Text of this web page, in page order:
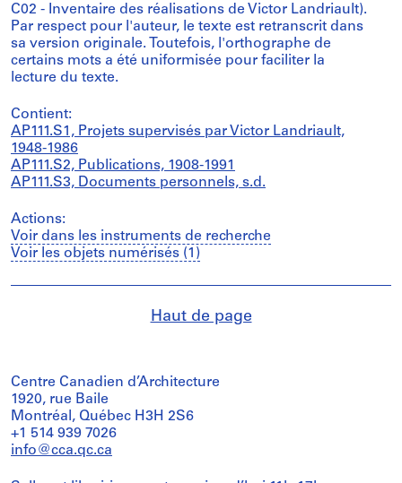
C02 - Inventaire des réalisations de Victor Landriault).
Par respect pour l'auteur, le texte est retranscrit dans
sa version originale. Toutefois, l'orthographe de
certains mots a été uniformisée pour faciliter la
lecture du texte.
Contient:
AP111.S1, Projets supervisés par Victor Landriault,
1948-1986
AP111.S2, Publications, 1908-1991
AP111.S3, Documents personnels, s.d.
Actions:
Voir dans les instruments de recherche
Voir les objets numérisés (1)
Haut de page
Centre Canadien d’Architecture
1920, rue Baile
Montréal, Québec H3H 2S6
+1 514 939 7026
info@cca.qc.ca